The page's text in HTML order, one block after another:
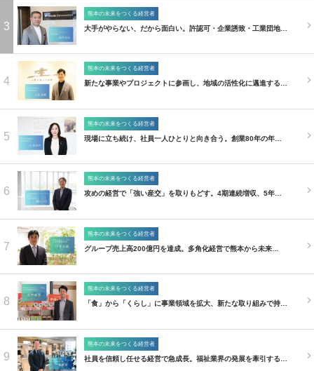
3
熊本の未来をつくる経営者
大手がやらない、だから面白い。許認可・企業誘致・工業団地…
4
熊本の未来をつくる経営者
新たな事業やプロジェクトに参画し、地域の活性化に邁進する…
5
熊本の未来をつくる経営者
現場に立ち続け、社員一人ひとりと向き合う。創業80年の年…
6
熊本の未来をつくる経営者
攻めの経営で「強い産交」を取りもどす。4期連続増収、5年…
7
熊本の未来をつくる経営者
グループ売上高200億円を達成。多角化経営で熊本から未来…
8
熊本の未来をつくる経営者
「食」から「くらし」に事業領域を拡大、新たな取り組みで持…
9
熊本の未来をつくる経営者
社員を信頼し任せる経営で急成長。福祉業界の発展を牽引する…